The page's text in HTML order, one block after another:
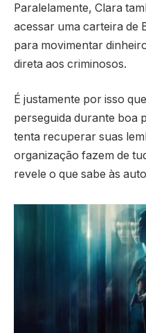
Paralelamente, Clara
acessar uma carteira de
para movimentar
direta aos criminosos.
É justamente por isso
perseguida durante boa
tenta recuperar suas
organização fazem de
revele o que sabe às